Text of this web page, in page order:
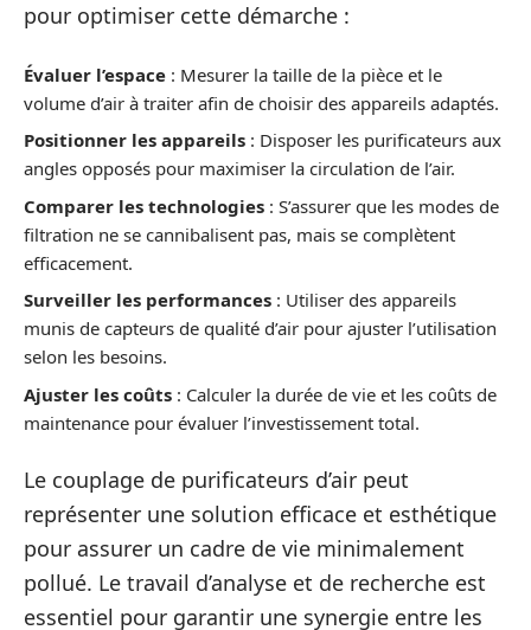
pour optimiser cette démarche :
Évaluer l’espace : Mesurer la taille de la pièce et le
volume d’air à traiter afin de choisir des appareils adaptés.
Positionner les appareils : Disposer les purificateurs aux
angles opposés pour maximiser la circulation de l’air.
Comparer les technologies : S’assurer que les modes de
filtration ne se cannibalisent pas, mais se complètent
efficacement.
Surveiller les performances : Utiliser des appareils
munis de capteurs de qualité d’air pour ajuster l’utilisation
selon les besoins.
Ajuster les coûts : Calculer la durée de vie et les coûts de
maintenance pour évaluer l’investissement total.
Le couplage de purificateurs d’air peut
représenter une solution efficace et esthétique
pour assurer un cadre de vie minimalement
pollué. Le travail d’analyse et de recherche est
essentiel pour garantir une synergie entre les